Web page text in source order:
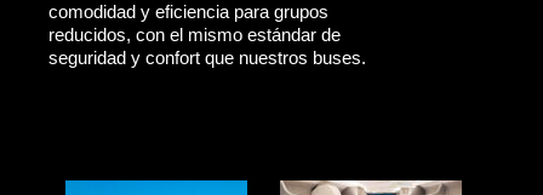
comodidad y eficiencia para grupos
reducidos, con el mismo estándar de
seguridad y confort que nuestros buses.